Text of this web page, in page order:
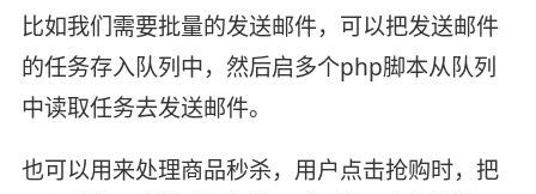
比如我们需要批量的发送邮件，可以把发送邮件
的任务存入队列中，然后启多个php脚本从队列
中读取任务去发送邮件。
也可以用来处理商品秒杀，用户点击抢购时，把